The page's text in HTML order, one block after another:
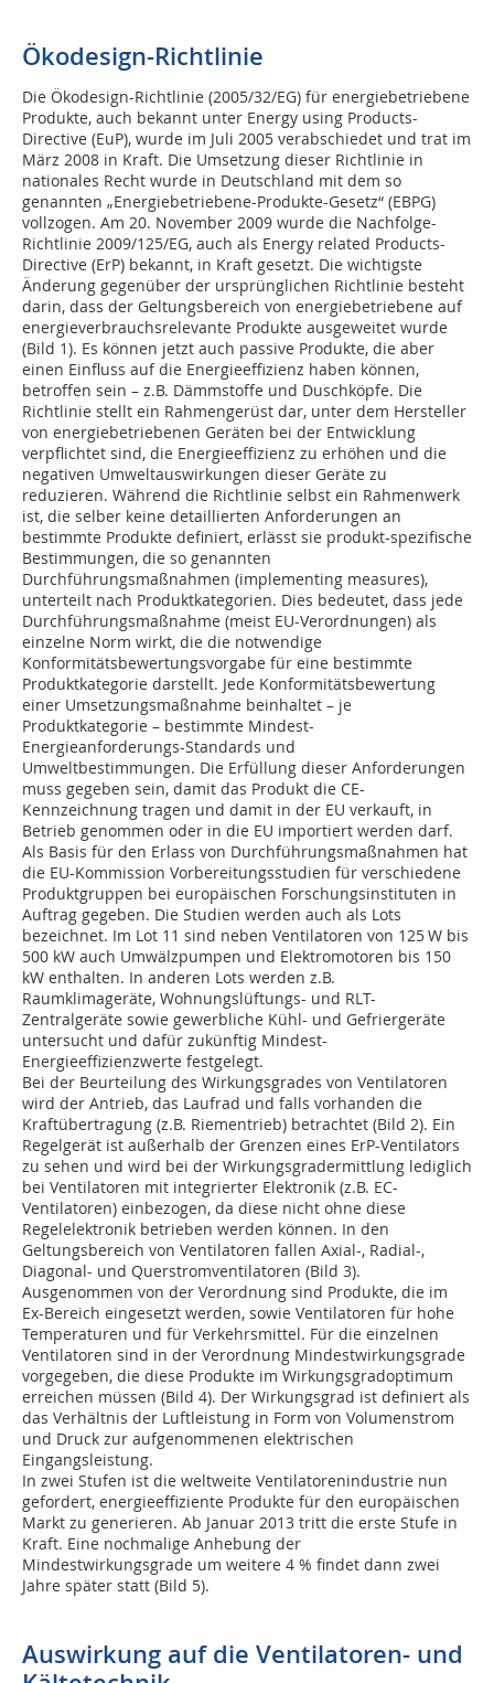
Ökodesign-Richtlinie
Die Ökodesign-Richtlinie (2005/32/EG) für energiebetriebene
Produkte, auch bekannt unter Energy using Products-
Directive (EuP), wurde im Juli 2005 verabschiedet und trat im
März 2008 in Kraft. Die Umsetzung dieser Richtlinie in
nationales Recht wurde in Deutschland mit dem so
genannten „Energiebetriebene-Produkte-Gesetz“ (EBPG)
vollzogen. Am 20. November 2009 wurde die Nachfolge-
Richtlinie 2009/125/EG, auch als Energy related Products-
Directive (ErP) bekannt, in Kraft gesetzt. Die wichtigste
Änderung gegenüber der ursprünglichen Richtlinie besteht
darin, dass der Geltungsbereich von energiebetriebene auf
energieverbrauchsrelevante Produkte ausgeweitet wurde
(Bild 1). Es können jetzt auch passive Produkte, die aber
einen Einfluss auf die Energieeffizienz haben können,
betroffen sein – z.B. Dämmstoffe und Duschköpfe. Die
Richtlinie stellt ein Rahmengerüst dar, unter dem Hersteller
von energiebetriebenen Geräten bei der Entwicklung
verpflichtet sind, die Energieeffizienz zu erhöhen und die
negativen Umweltauswirkungen dieser Geräte zu
reduzieren. Während die Richtlinie selbst ein Rahmenwerk
ist, die selber keine detaillierten Anforderungen an
bestimmte Produkte definiert, erlässt sie produkt-spezifische
Bestimmungen, die so genannten
Durchführungsmaßnahmen (implementing measures),
unterteilt nach Produktkategorien. Dies bedeutet, dass jede
Durchführungsmaßnahme (meist EU-Verordnungen) als
einzelne Norm wirkt, die die notwendige
Konformitätsbewertungsvorgabe für eine bestimmte
Produktkategorie darstellt. Jede Konformitätsbewertung
einer Umsetzungsmaßnahme beinhaltet – je
Produktkategorie – bestimmte Mindest-
Energieanforderungs-Standards und
Umweltbestimmungen. Die Erfüllung dieser Anforderungen
muss gegeben sein, damit das Produkt die CE-
Kennzeichnung tragen und damit in der EU verkauft, in
Betrieb genommen oder in die EU importiert werden darf.
Als Basis für den Erlass von Durchführungsmaßnahmen hat
die EU-Kommission Vorbereitungsstudien für verschiedene
Produktgruppen bei europäischen Forschungsinstituten in
Auftrag gegeben. Die Studien werden auch als Lots
bezeichnet. Im Lot 11 sind neben Ventilatoren von 125 W bis
500 kW auch Umwälzpumpen und Elektromotoren bis 150
kW enthalten. In anderen Lots werden z.B.
Raumklimageräte, Wohnungslüftungs- und RLT-
Zentralgeräte sowie gewerbliche Kühl- und Gefriergeräte
untersucht und dafür zukünftig Mindest-
Energieeffizienzwerte festgelegt.
Bei der Beurteilung des Wirkungsgrades von Ventilatoren
wird der Antrieb, das Laufrad und falls vorhanden die
Kraftübertragung (z.B. Riementrieb) betrachtet (Bild 2). Ein
Regelgerät ist außerhalb der Grenzen eines ErP-Ventilators
zu sehen und wird bei der Wirkungsgradermittlung lediglich
bei Ventilatoren mit integrierter Elektronik (z.B. EC-
Ventilatoren) einbezogen, da diese nicht ohne diese
Regelelektronik betrieben werden können. In den
Geltungsbereich von Ventilatoren fallen Axial-, Radial-,
Diagonal- und Querstromventilatoren (Bild 3).
Ausgenommen von der Verordnung sind Produkte, die im
Ex-Bereich eingesetzt werden, sowie Ventilatoren für hohe
Temperaturen und für Verkehrsmittel. Für die einzelnen
Ventilatoren sind in der Verordnung Mindestwirkungsgrade
vorgegeben, die die­se Produkte im Wirkungsgradoptimum
erreichen müssen (Bild 4). Der Wirkungsgrad ist definiert als
das Verhältnis der Luftleistung in Form von Volumenstrom
und Druck zur aufgenommenen elektrischen
Eingangsleistung.
In zwei Stufen ist die weltweite Ventilatorenindustrie nun
gefordert, energieeffiziente Produkte für den europäischen
Markt zu generieren. Ab Januar 2013 tritt die erste Stufe in
Kraft. Eine nochmalige Anhebung der
Mindestwirkungsgrade um weitere 4 % findet dann zwei
Jahre später statt (Bild 5).
Auswirkung auf die Ventilatoren- und